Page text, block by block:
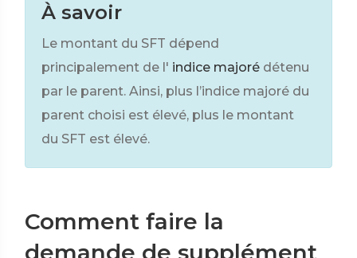
À savoir
Le montant du SFT dépend
principalement de l' indice majoré détenu
par le parent. Ainsi, plus l’indice majoré du
parent choisi est élevé, plus le montant
du SFT est élevé.
Comment faire la
demande de supplément